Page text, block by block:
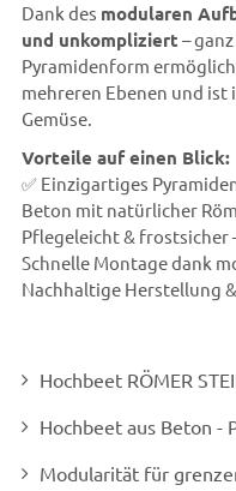
Dank des modularen
und unkompliziert –
Pyramidenform
mehreren Ebenen und
Gemüse.
Vorteile auf einen Blick:
✅ Einzigartiges
Beton mit natürlicher
Pflegeleicht & frostsicher
Schnelle Montage dank
Nachhaltige Herstellung
Hochbeet RÖMER
Hochbeet aus Beton -
Modularität für